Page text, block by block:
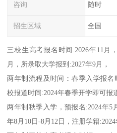
咨询 随时
招生区域 全国
三校生高考报名时间:2026年11月
月，所录取大学报到:2027年9月，
两年制流程及时间：春季入学报名
校报道时间:2024年春季开学即可报
两年制秋季入学，预报名:2024年5
年8月10日-8月12日，注册学籍:2024